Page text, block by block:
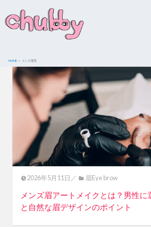
HOME メンズ眉毛
2026年5月11日／ 眉Eye brow
メンズ眉アートメイクとは？男性に
と自然な眉デザインのポイント